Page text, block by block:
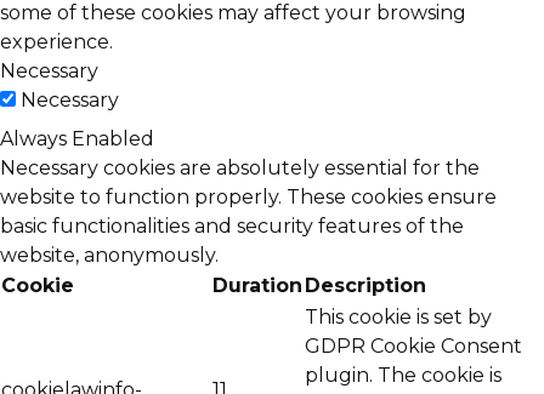
some of these cookies may affect your browsing
experience.
Necessary
Necessary
Always Enabled
Necessary cookies are absolutely essential for the
website to function properly. These cookies ensure
basic functionalities and security features of the
website, anonymously.
Cookie
Duration Description
This cookie is set by
GDPR Cookie Consent
plugin. The cookie is